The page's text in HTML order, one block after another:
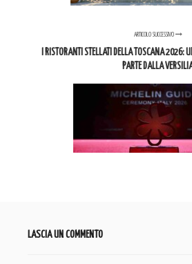
ARTICOLO SUCCESSIVO
I RISTORANTI STELLATI DELLA TOSCANA 2026:
PARTE DALLA
LASCIA UN COMMENTO